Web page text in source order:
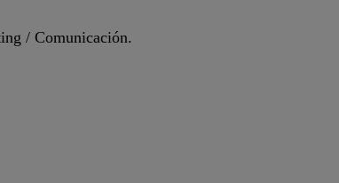
/ Comunicación.